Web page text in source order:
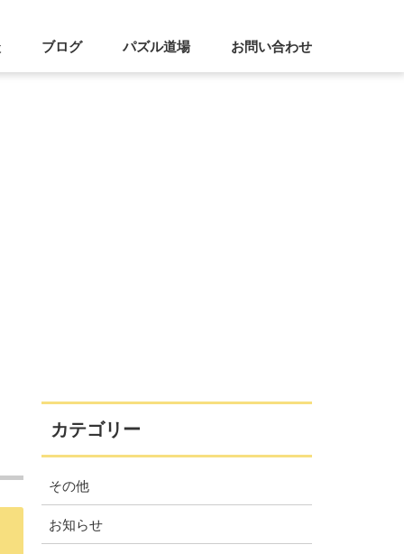
ブログ パズル道場 お問い合わせ
カテゴリー
その他
お知らせ